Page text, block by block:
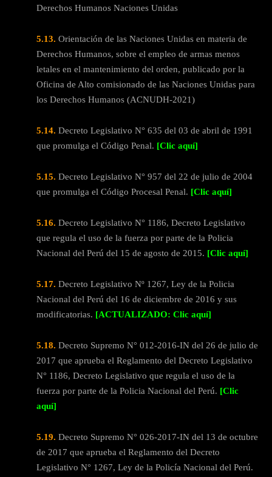
Derechos Humanos Naciones Unidas
5.13. Orientación de las Naciones Unidas en materia de
Derechos Humanos, sobre el empleo de armas menos
letales en el mantenimiento del orden, publicado por la
Oficina de Alto comisionado de las Naciones Unidas para
los Derechos Humanos (ACNUDH-2021)
5.14. Decreto Legislativo N° 635 del 03 de abril de 1991
que promulga el Código Penal. [Clic aquí]
5.15. Decreto Legislativo N° 957 del 22 de julio de 2004
que promulga el Código Procesal Penal. [Clic aquí]
5.16. Decreto Legislativo N° 1186, Decreto Legislativo
que regula el uso de la fuerza por parte de la Policia
Nacional del Perú del 15 de agosto de 2015. [Clic aquí]
5.17. Decreto Legislativo Nº 1267, Ley de la Policia
Nacional del Perú del 16 de diciembre de 2016 y sus
modificatorias. [ACTUALIZADO: Clic aquí]
5.18. Decreto Supremo N° 012-2016-IN del 26 de julio de
2017 que aprueba el Reglamento del Decreto Legislativo
N° 1186, Decreto Legislativo que regula el uso de la
fuerza por parte de la Policia Nacional del Perú. [Clic
aquí]
5.19. Decreto Supremo N° 026-2017-IN del 13 de octubre
de 2017 que aprueba el Reglamento del Decreto
Legislativo N° 1267, Ley de la Policía Nacional del Perú.